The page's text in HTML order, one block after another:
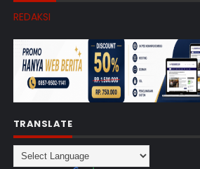
REDAKSI
TRANSLATE